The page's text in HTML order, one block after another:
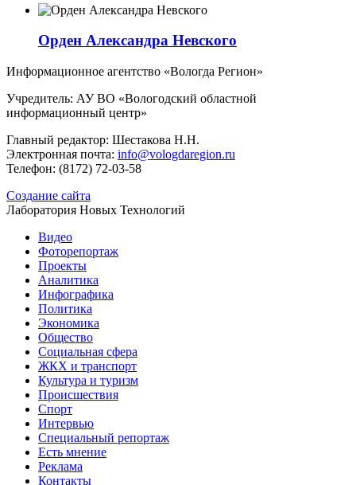
Орден Александра Невского
Информационное агентство «Вологда Регион»
Учредитель: АУ ВО «Вологодский областной
информационный центр»
Главный редактор: Шестакова Н.Н.
Электронная почта: info@vologdaregion.ru
Телефон: (8172) 72-03-58
Создание сайта
Лаборатория Новых Технологий
Видео
Фоторепортаж
Проекты
Аналитика
Инфографика
Политика
Экономика
Общество
Социальная сфера
ЖКХ и транспорт
Культура и туризм
Происшествия
Спорт
Интервью
Специальный репортаж
Есть мнение
Реклама
Контакты